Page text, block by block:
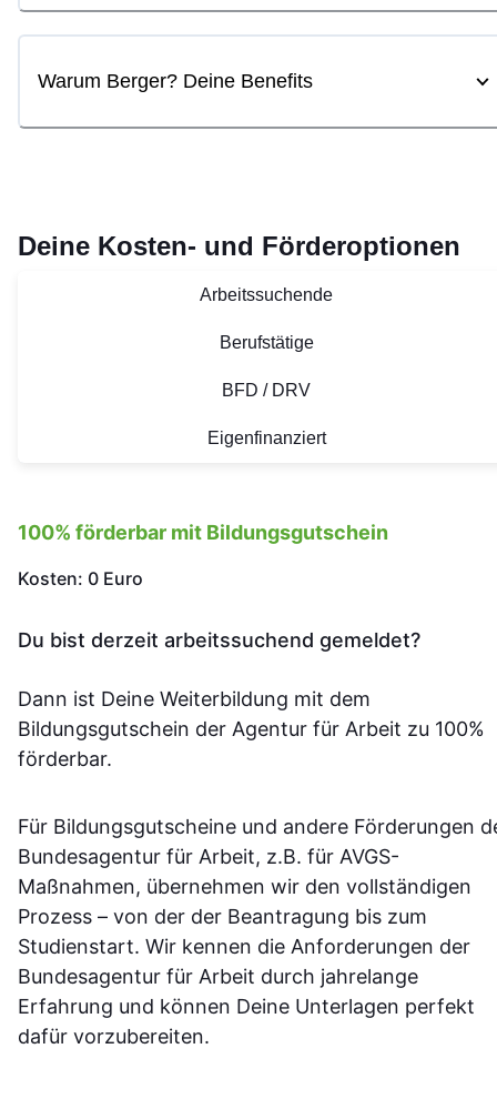
Warum Berger? Deine Benefits
Deine Kosten- und Förderoptionen
Arbeitssuchende
Berufstätige
BFD / DRV
Eigenfinanziert
100% förderbar mit Bildungsgutschein
Kosten: 0 Euro
Du bist derzeit arbeitssuchend gemeldet?
Dann ist Deine Weiterbildung mit dem
Bildungsgutschein der Agentur für Arbeit zu 100%
förderbar.
Für Bildungsgutscheine und andere Förderungen
Bundesagentur für Arbeit, z.B. für AVGS-
Maßnahmen, übernehmen wir den vollständigen
Prozess – von der der Beantragung bis zum
Studienstart. Wir kennen die Anforderungen der
Bundesagentur für Arbeit durch jahrelange
Erfahrung und können Deine Unterlagen perfekt
dafür vorzubereiten.